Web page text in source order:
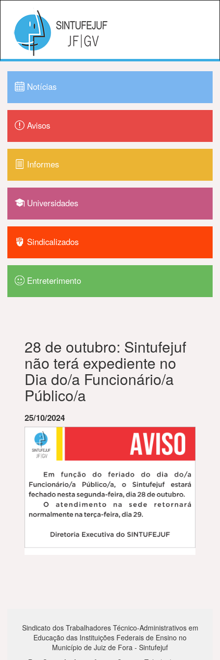
Notícias
Avisos
Informes
Universidades
Sindicalizados
Entreterimento
28 de outubro: Sintufejuf
não terá expediente no
Dia do/a Funcionário/a
Público/a
25/10/2024
Sindicato dos Trabalhadores Técnico-Administrativos em
Educação das Instituições Federais de Ensino no
Município de Juiz de Fora - Sintufejuf